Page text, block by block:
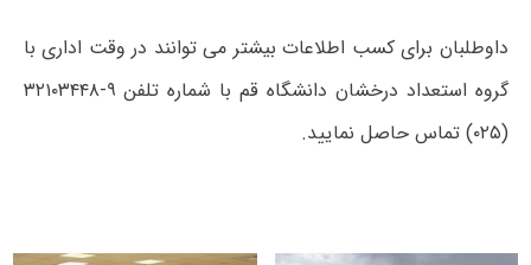
داوطلبان برای کسب اطلاعات بیشتر می توانند در وقت اداری با
گروه استعداد درخشان دانشگاه قم با شماره تلفن ۹-۳۲۱۰۳۴۴۸
(۰۲۵) تماس حاصل نمایید.